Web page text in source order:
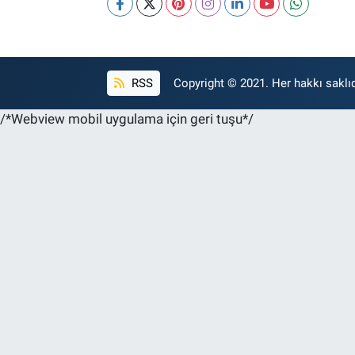
RSS Copyright © 2021. Her hakkı
/*Webview mobil uygulama için geri tuşu*/